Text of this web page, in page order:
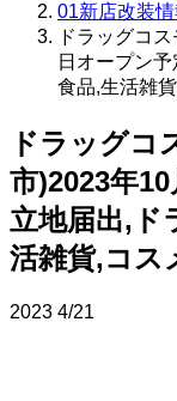
01新店改装情
ドラッグコ
日オープン
食品,生活雑
ドラッグコ
市)2023年
立地届出,ド
活雑貨,コス
2023 4/21